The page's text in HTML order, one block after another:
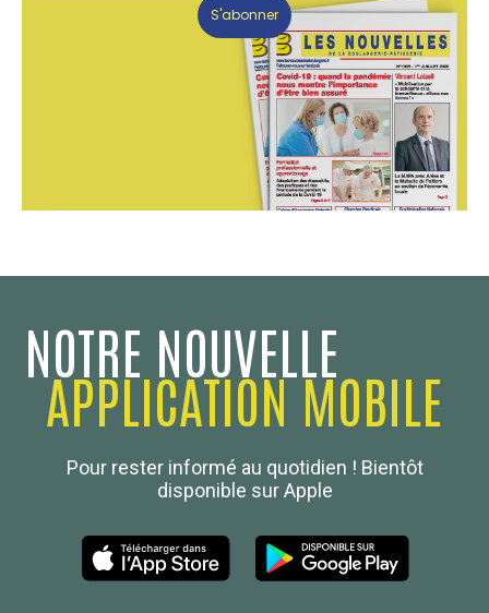
S'abonner
NOTRE NOUVELLE
APPLICATION MOBILE
Pour rester informé au quotidien ! Bientôt
disponible sur Apple
Boulanger de France
Les Nouvelles de la Boulangerie-Pâtisserie Française
27, av d’Eylau - 75782 Paris Cédex 16
01 53 70 16 25